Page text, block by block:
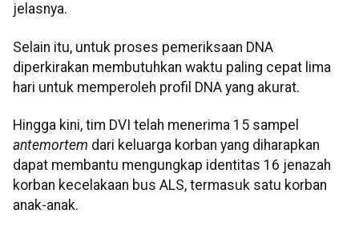
jelasnya.
Selain itu, untuk proses pemeriksaan DNA
diperkirakan membutuhkan waktu paling cepat lima
hari untuk memperoleh profil DNA yang akurat.
Hingga kini, tim DVI telah menerima 15 sampel
antemortem dari keluarga korban yang diharapkan
dapat membantu mengungkap identitas 16 jenazah
korban kecelakaan bus ALS, termasuk satu korban
anak-anak.